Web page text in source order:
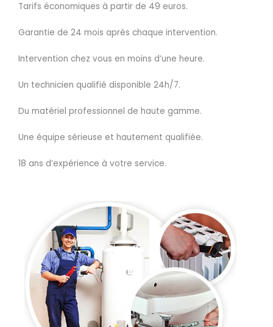
Tarifs économiques à partir de 49 euros.
Garantie de 24 mois après chaque intervention.
Intervention chez vous en moins d’une heure.
Un technicien qualifié disponible 24h/7.
Du matériel professionnel de haute gamme.
Une équipe sérieuse et hautement qualifiée.
18 ans d’expérience à votre service.